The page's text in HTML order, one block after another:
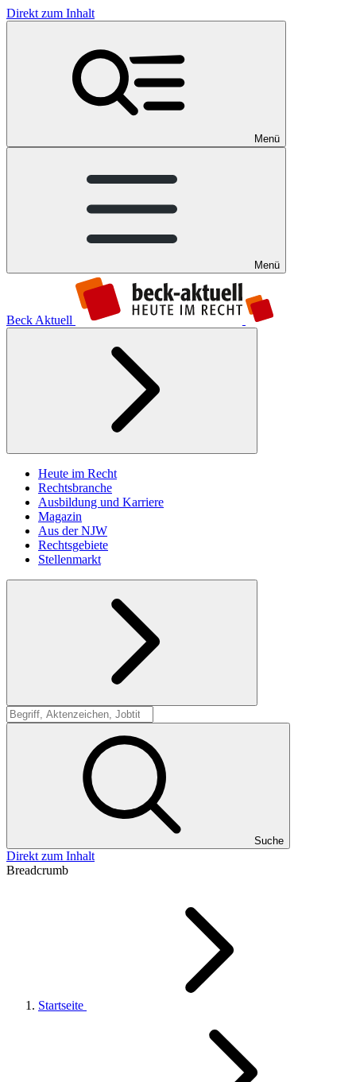
Direkt zum Inhalt
Menü
Menü
Beck Aktuell
Heute im Recht
Rechtsbranche
Ausbildung und Karriere
Magazin
Aus der NJW
Rechtsgebiete
Stellenmarkt
Suche
Suche
Direkt zum Inhalt
Breadcrumb
Startseite